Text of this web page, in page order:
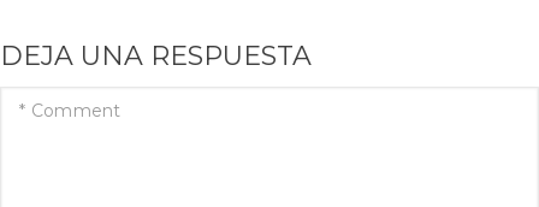
DEJA UNA RESPUESTA